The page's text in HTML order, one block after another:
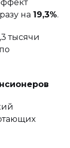
на 19,3%.
тысячи